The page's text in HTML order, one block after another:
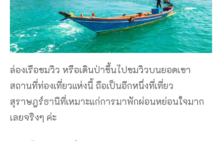
ล่องเรือชมวิว หรือเดินป่าขึ้นไปชมวิวบนยอดเขา
สถานที่ท่องเที่ยวแห่งนี้ ถือเป็นอีกหนึ่งที่เที่ยว
สุราษฎร์ธานีที่เหมาะแก่การมาพักผ่อนหย่อนใจมาก
เลยจริงๆ ค่ะ